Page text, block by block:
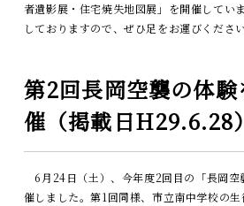
者遺影展・住宅焼失地図展」を開催してい
しておりますので、ぜひ足をお運びください
第2回長岡空襲の体
催（掲載日H29.6.28）
6月24日（土）、今年度2回目の「長岡空
催しました。第1回同様、市立南中学校の